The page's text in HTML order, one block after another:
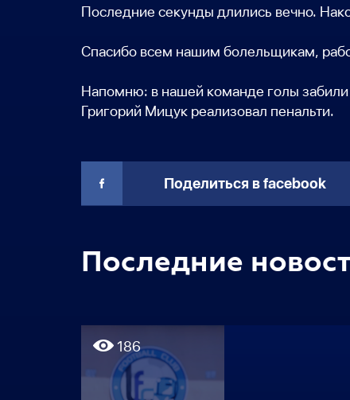
Последние секунды длились вечно.
Спасибо всем нашим болельщикам,
Напомню: в нашей команде голы забили
Григорий Мицук реализовал пенальти.
Поделиться в facebook
Последние
186